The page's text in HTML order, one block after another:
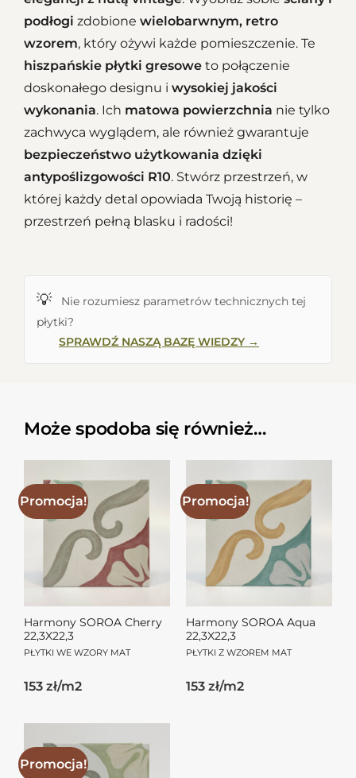
podłogi zdobione wielobarwnym, retro
wzorem, który ożywi każde pomieszczenie. Te
hiszpańskie płytki gresowe to połączenie
doskonałego designu i wysokiej jakości
wykonania. Ich matowa powierzchnia nie tylko
zachwyca wyglądem, ale również gwarantuje
bezpieczeństwo użytkowania dzięki
antypoślizgowości R10. Stwórz przestrzeń, w
której każdy detal opowiada Twoją historię –
przestrzeń pełną blasku i radości!
💡
Nie rozumiesz parametrów technicznych tej
płytki?
SPRAWDŹ NASZĄ BAZĘ WIEDZY →
Może spodoba się również…
Promocja!
Harmony SOROA Cherry
22,3X22,3
PŁYTKI WE WZORY MAT
Pierwotna
cena
Aktualna
cena
153 zł/m2
Promocja!
Harmony SOROA Aqua
22,3X22,3
PŁYTKI Z WZOREM MAT
Pierwotna
cena
Aktualna
cena
153 zł/m2
Promocja!